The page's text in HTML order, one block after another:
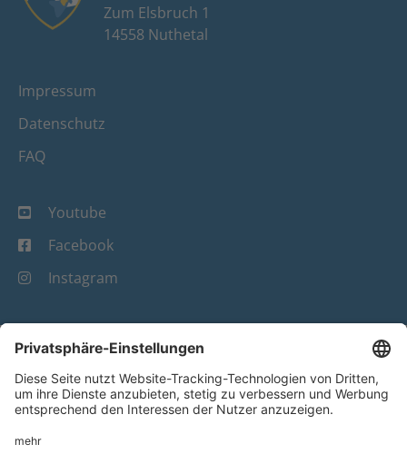
Zum Elsbruch 1
14558 Nuthetal
Impressum
Datenschutz
FAQ
Youtube
Facebook
Instagram